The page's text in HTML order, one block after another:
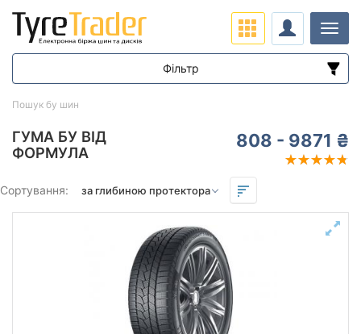
ГУМА БУ ВІД
ФОРМУЛА
808 - 9871 ₴
Сортування:
Пошук бу шин
Фільтр
Діапазон цін
від
Залишок протектора мм.